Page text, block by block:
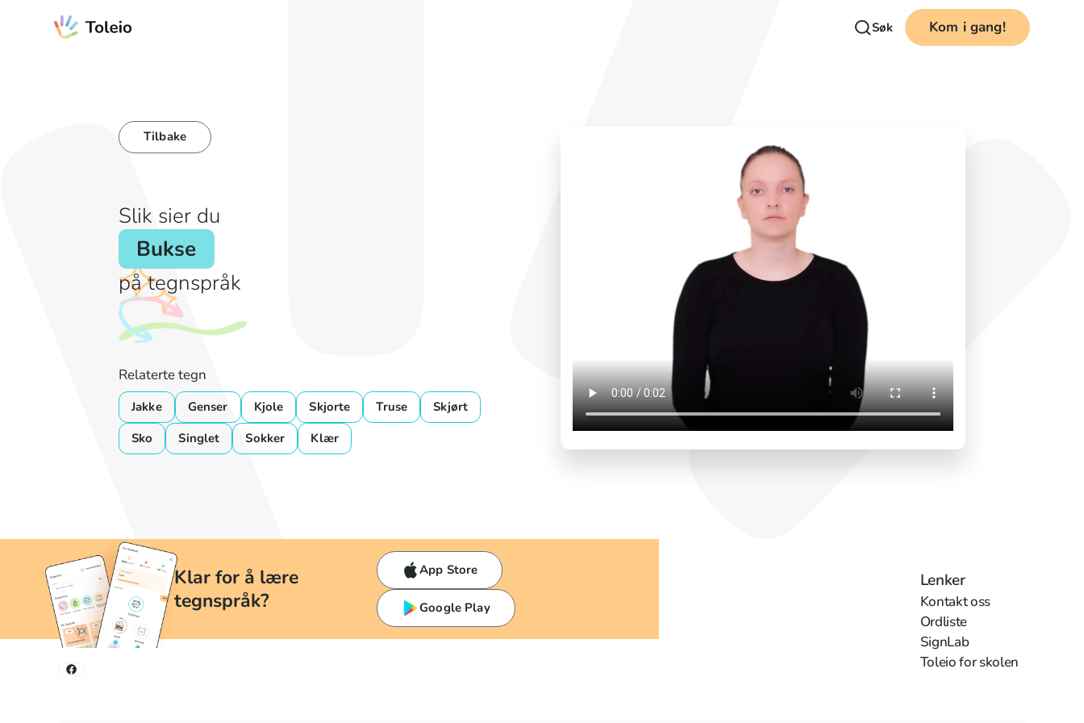
Søk Kom i gang!
Tilbake
Slik sier du
Bukse
på tegnspråk
Relaterte tegn
Jakke Genser Kjole Skjorte Truse
Skjørt
Sko
Singlet Sokker Klær
Klar for å lære
tegnspråk?
App Store
Google Play
Lær tegnspråk når og hvor du vil
Lenker
Kontakt oss
Ordliste
SignLab
Toleio for skolen